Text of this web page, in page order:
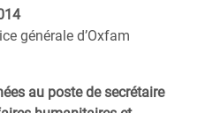
générale d’Oxfam
au poste de secrétaire